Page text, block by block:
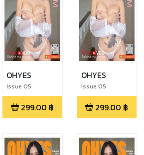
OHYES
Issue 05
299.00 ฿
OHYES
Issue 05
299.00 ฿